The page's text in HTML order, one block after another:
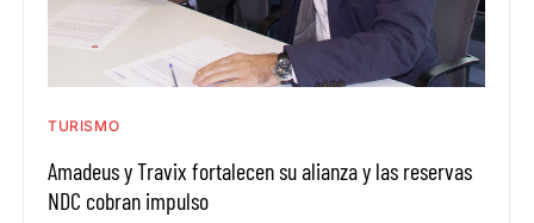
TURISMO
Amadeus y Travix fortalecen su alianza y las reservas
NDC cobran impulso